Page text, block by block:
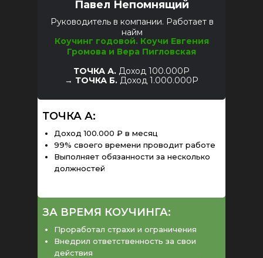
Руководитель в компании. Работает в
найм
Коучинг годовой. Коучи Евгения
Громова и Вера Пигловская
ТОЧКА А:
ЗА ВРЕМЯ КОУЧИНГА:
Доход 100.000 ₽ в месяц
99% своего времени проводит работе
Выполняет обязанности за несколько
должностей
Проработал страхи и ограничения
Внедрил ответственность за свои
действия
Павел Непомнящий
ТОЧКА А. Доход 100.000Р
→ ТОЧКА Б. Доход 1.000.000Р